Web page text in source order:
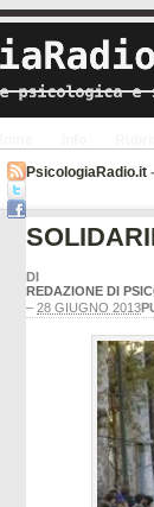
DI
REDAZIONE DI
– 28 GIUGNO 2013
PsicologiaRadio.it